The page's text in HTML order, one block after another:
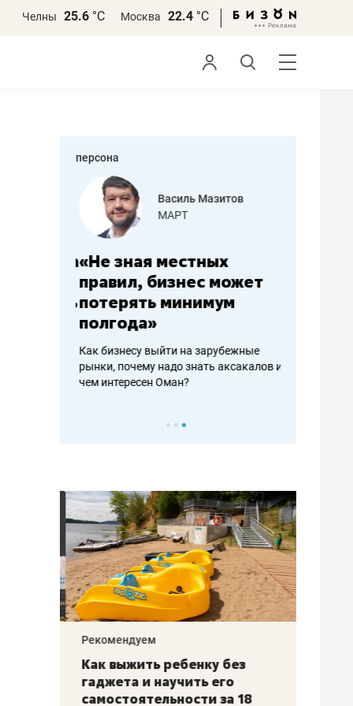
Челны 25.6 °С Москва 22.4 °С
персона
Василь Мазитов
МАРТ
«Не зная местных
правил, бизнес может
потерять минимум
полгода»
Как бизнесу выйти на зарубежные
рынки, почему надо знать аксакалов и
чем интересен Оман?
Рекомендуем
Как выжить ребенку без
гаджета и научить его
самостоятельности за 18